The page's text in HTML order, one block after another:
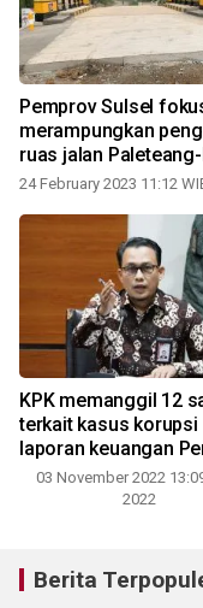
Pemprov Sulsel
merampungkan
ruas jalan
24 February 2023 11:12
KPK memanggil 12
terkait kasus korupsi
laporan keuangan
Sulsel
03 November 2022
2022
Berita